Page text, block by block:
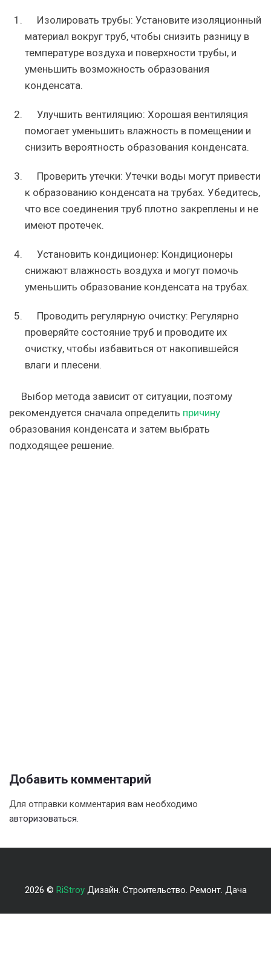
Изолировать трубы: Установите изоляционный
материал вокруг труб, чтобы снизить разницу в
температуре воздуха и поверхности трубы, и
уменьшить возможность образования
конденсата.
Улучшить вентиляцию: Хорошая вентиляция
помогает уменьшить влажность в помещении и
снизить вероятность образования конденсата.
Проверить утечки: Утечки воды могут привести
к образованию конденсата на трубах. Убедитесь,
что все соединения труб плотно закреплены и не
имеют протечек.
Установить кондиционер: Кондиционеры
снижают влажность воздуха и могут помочь
уменьшить образование конденсата на трубах.
Проводить регулярную очистку: Регулярно
проверяйте состояние труб и проводите их
очистку, чтобы избавиться от накопившейся
влаги и плесени.
Выбор метода зависит от ситуации, поэтому
рекомендуется сначала определить причину
образования конденсата и затем выбрать
подходящее решение.
Добавить комментарий
Для отправки комментария вам необходимо
авторизоваться.
2026 © RiStroyДизайн. Строительство. Ремонт. Дача